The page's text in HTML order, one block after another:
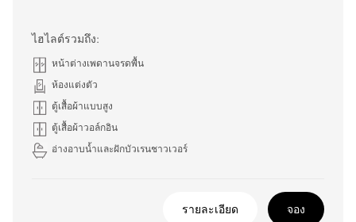
ไฮไลต์รวมถึง:
หน้าต่างเพดานจรดพื้น
ห้องแต่งตัว
ตู้เสื้อผ้าแบบสูง
ตู้เสื้อผ้าวอล์กอิน
อ่างอาบน้ำและฝักบัวเรนชาวเวอร์
รายละเอียด จอง